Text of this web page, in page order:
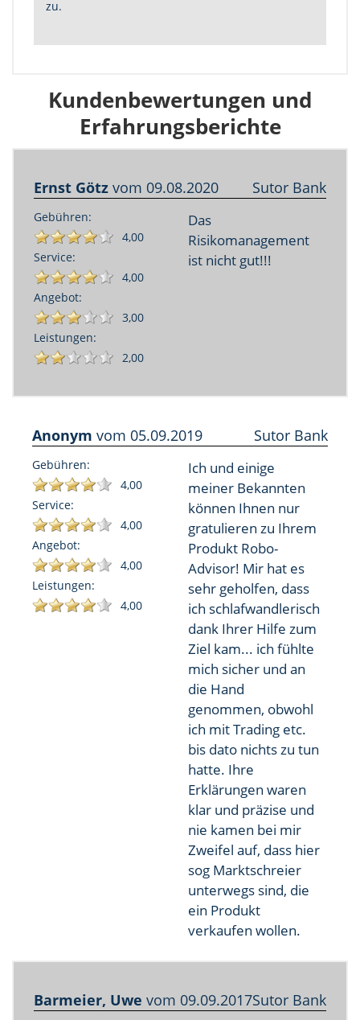
zu.
Kundenbewertungen und
Erfahrungsberichte
Ernst Götz vom 09.08.2020 Sutor Bank
Gebühren:
4,00
Service:
4,00
Angebot:
3,00
Leistungen:
2,00
Das
Risikomanagement
ist nicht gut!!!
Anonym vom 05.09.2019 Sutor Bank
Gebühren:
4,00
Service:
4,00
Angebot:
4,00
Leistungen:
4,00
Ich und einige
meiner Bekannten
können Ihnen nur
gratulieren zu Ihrem
Produkt Robo-
Advisor! Mir hat es
sehr geholfen, dass
ich schlafwandlerisch
dank Ihrer Hilfe zum
Ziel kam... ich fühlte
mich sicher und an
die Hand
genommen, obwohl
ich mit Trading etc.
bis dato nichts zu tun
hatte. Ihre
Erklärungen waren
klar und präzise und
nie kamen bei mir
Zweifel auf, dass hier
sog Marktschreier
unterwegs sind, die
ein Produkt
verkaufen wollen.
Barmeier, Uwe vom 09.09.2017Sutor Bank